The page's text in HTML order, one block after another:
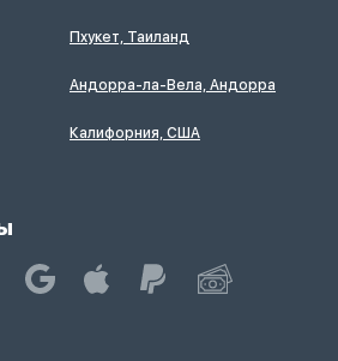
Пхукет, Таиланд
Андорра-ла-Вела, Андорра
Калифорния, США